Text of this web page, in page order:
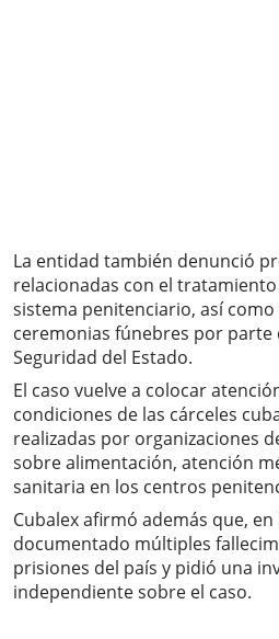
La entidad también denunció
relacionadas con el
sistema penitenciario, así
ceremonias fúnebres por parte
Seguridad del Estado.
El caso vuelve a colocar
condiciones de las cárceles
realizadas por organizaciones
sobre alimentación, atención
sanitaria en los centros
Cubalex afirmó además que, en
documentado múltiples
prisiones del país y pidió una
independiente sobre el caso.